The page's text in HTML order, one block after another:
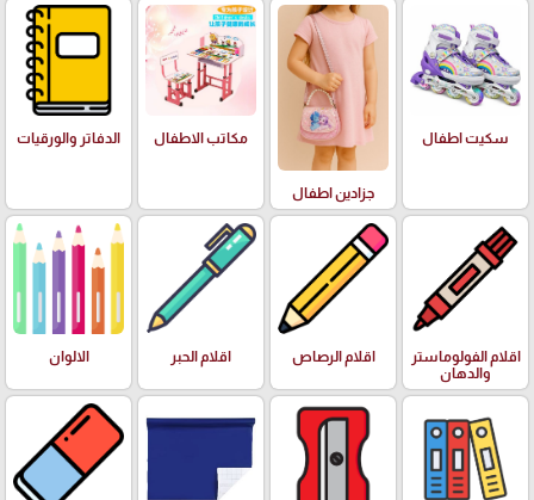
سكيت اطفال
جزادين اطفال
مكاتب الاطفال الدفاتر والورقيات
اقلام الفولوماستر
والدهان
اقلام الرصاص اقلام الحبر الالوان